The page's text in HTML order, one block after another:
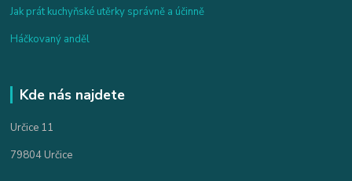
Jak prát kuchyňské utěrky správně a účinně
Háčkovaný anděl
Kde nás najdete
Určice 11
79804 Určice